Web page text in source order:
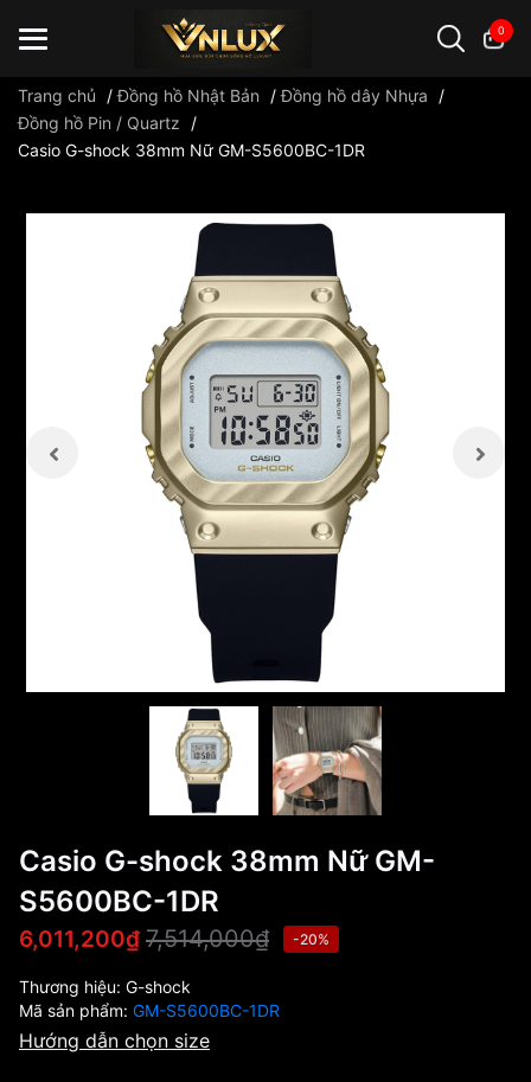
0
Đồng hồ casio đồng hồ G-Shock đồng hồ Orient
Trang chủ /Đồng hồ Nhật Bản /Đồng hồ dây Nhựa
/
Đồng hồ Pin / Quartz
/
Casio G-shock 38mm Nữ GM-S5600BC-1DR
Casio G-shock 38mm Nữ GM-
S5600BC-1DR
6,011,200₫ 7,514,000₫ -20%
Thương hiệu: G-shock
Mã sản phẩm: GM-S5600BC-1DR
Hướng dẫn chọn size